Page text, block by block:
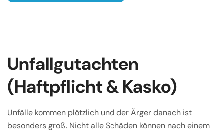
Unfallgutachten
(Haftpflicht & Kasko)
Unfälle kommen plötzlich und der Ärger danach ist
besonders groß. Nicht alle Schäden können nach einem